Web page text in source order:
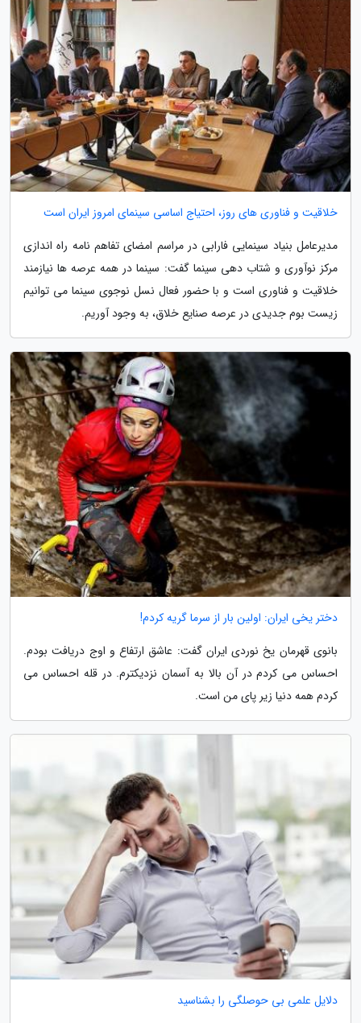
خلاقیت و فناوری های روز، احتیاج اساسی سینمای امروز ایران است
مدیرعامل بنیاد سینمایی فارابی در مراسم امضای تفاهم نامه راه اندازی
مرکز نوآوری و شتاب دهی سینما گفت: سینما در همه عرصه ها نیازمند
خلاقیت و فناوری است و با حضور فعال نسل نوجوی سینما می توانیم
زیست بوم جدیدی در عرصه صنایع خلاق، به وجود آوریم.
دختر یخی ایران: اولین بار از سرما گریه کردم!
بانوی قهرمان یخ نوردی ایران گفت: عاشق ارتفاع و اوج دریافت بودم.
احساس می کردم در آن بالا به آسمان نزدیکترم. در قله احساس می
کردم همه دنیا زیر پای من است.
دلایل علمی بی حوصلگی را بشناسید